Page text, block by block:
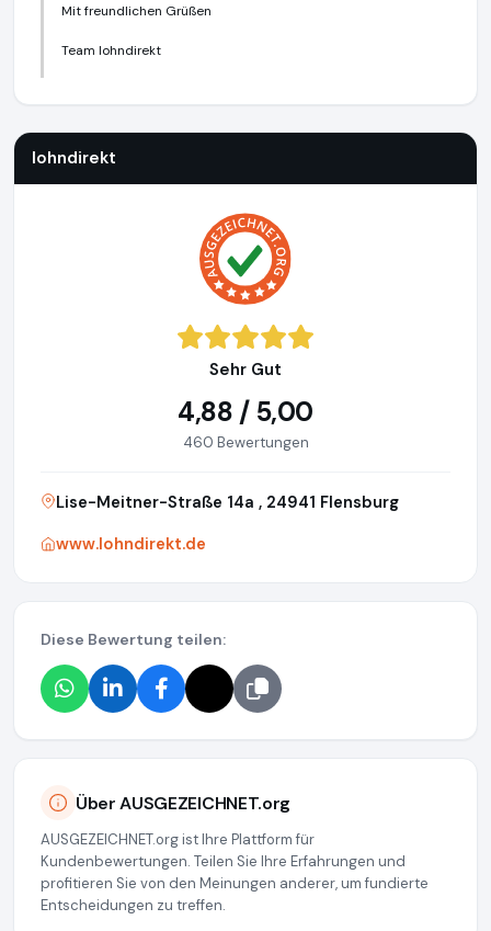
Mit freundlichen Grüßen
Team lohndirekt
lohndirekt
Sehr Gut
4,88 / 5,00
460 Bewertungen
Lise-Meitner-Straße 14a , 24941 Flensburg
www.lohndirekt.de
Diese Bewertung teilen:
Über AUSGEZEICHNET.org
AUSGEZEICHNET.org ist Ihre Plattform für
Kundenbewertungen. Teilen Sie Ihre Erfahrungen und
profitieren Sie von den Meinungen anderer, um fundierte
Entscheidungen zu treffen.